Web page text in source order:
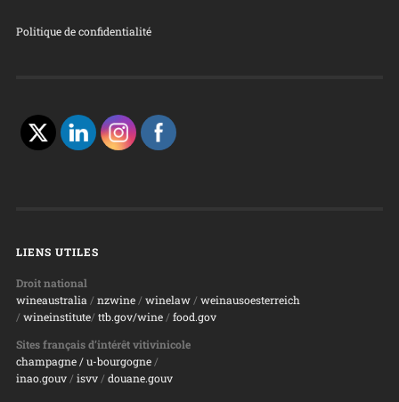
Politique de confidentialité
LIENS UTILES
Droit national
wineaustralia / nzwine/ winelaw/ weinausoesterreich
/ wineinstitute/ ttb.gov/wine/ food.gov
Sites français d’intérêt vitivinicole
champagne/ u-bourgogne/
inao.gouv/ isvv/ douane.gouv